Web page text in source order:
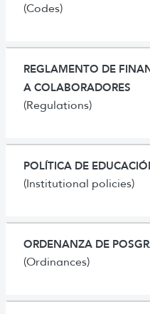
(Codes)
REGLAMENTO DE
A COLABORADORES
(Regulations)
POLÍTICA DE
(Institutional policies)
ORDENANZA DE
(Ordinances)